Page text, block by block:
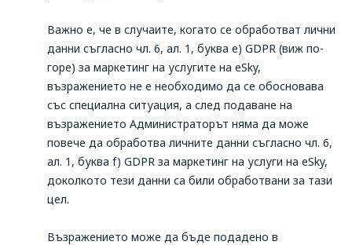
Важно е, че в случаите, когато се обработват лични
данни съгласно чл. 6, ал. 1, буква е) GDPR (виж по-
горе) за маркетинг на услугите на eSky,
възражението не е необходимо да се обосновава
със специална ситуация, а след подаване на
възражението Администраторът няма да може
повече да обработва личните данни съгласно чл. 6,
ал. 1, буква f) GDPR за маркетинг на услуги на eSky,
доколкото тези данни са били обработвани за тази
цел.
Възражението може да бъде подадено в